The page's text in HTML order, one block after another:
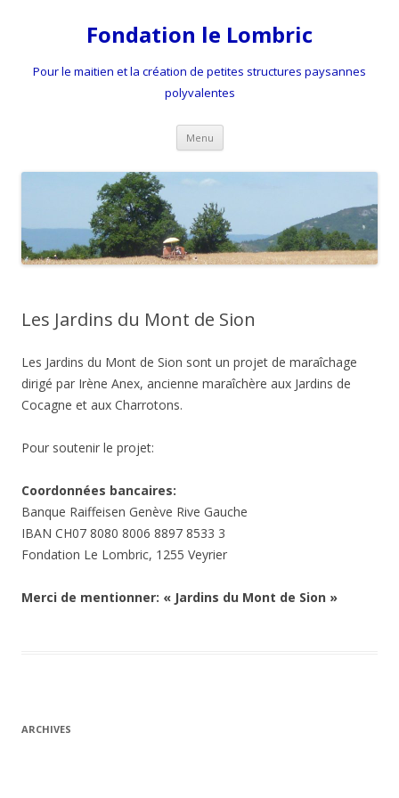
Fondation le Lombric
Pour le maitien et la création de petites structures paysannes
polyvalentes
Menu Aller
contenu
Les Jardins du Mont de Sion
Les Jardins du Mont de Sion sont un projet de maraîchage
dirigé par Irène Anex, ancienne maraîchère aux Jardins de
Cocagne et aux Charrotons.
Pour soutenir le projet:
Coordonnées bancaires:
Banque Raiffeisen Genève Rive Gauche
IBAN CH07 8080 8006 8897 8533 3
Fondation Le Lombric, 1255 Veyrier
Merci de mentionner: « Jardins du Mont de Sion »
ARCHIVES